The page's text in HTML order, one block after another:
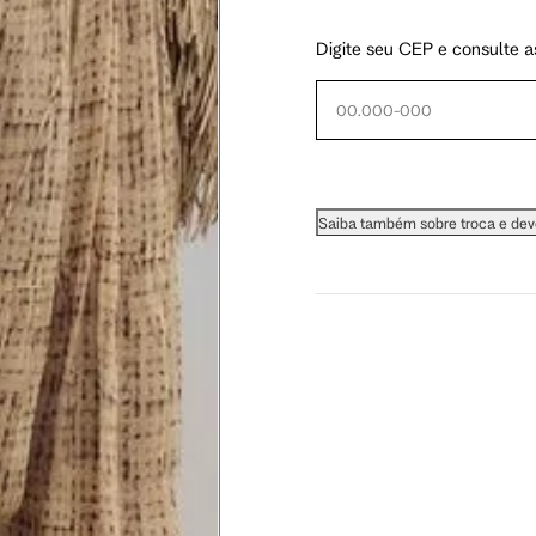
do seio. A fita deve estar
parte mais fina.
4 cm abaixo da
2cm
Digite seu CEP e consulte
Saiba também sobre troca e